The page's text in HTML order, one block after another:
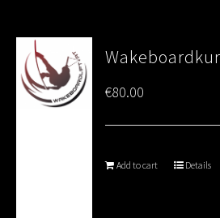
€80.00
Add to cart Details